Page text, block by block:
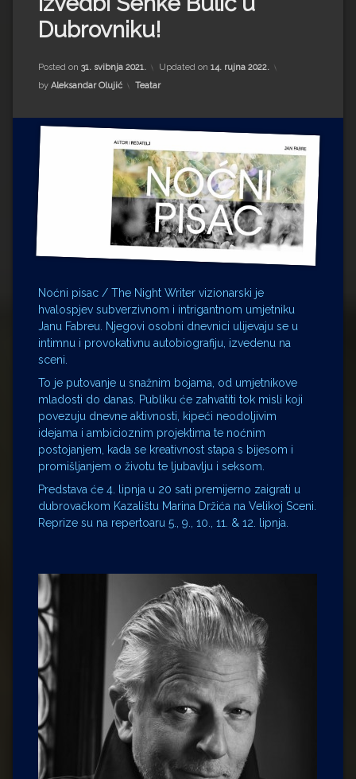
Impressum
Milenko Strižak
Drugi autori
Drugi autori
Matea Andrić
Ljiljana Lekanić-Kljaić
Željko Krznarić
Mario Lovreković
Miroslav Šantek
Dubrovniku!
Posted on 31. svibnja 2021. Updated on 14. rujna 2022.
by Aleksandar Olujić Kategorije:
Teatar
Noćni pisac / The Night Writer vizionarski je
hvalospjev subverzivnom i intrigantnom umjetniku
Janu Fabreu. Njegovi osobni dnevnici ulijevaju se u
intimnu i provokativnu autobiografiju, izvedenu na
sceni.
To je putovanje u snažnim bojama, od umjetnikove
mladosti do danas. Publiku će zahvatiti tok misli koji
povezuju dnevne aktivnosti, kipeći neodoljivim
idejama i ambicioznim projektima te noćnim
postojanjem, kada se kreativnost stapa s bijesom i
promišljanjem o životu te ljubavlju i seksom.
Predstava će 4. lipnja u 20 sati premijerno zaigrati u
dubrovačkom Kazalištu Marina Držića na Velikoj Sceni.
Reprize su na repertoaru 5., 9., 10., 11. & 12. lipnja.